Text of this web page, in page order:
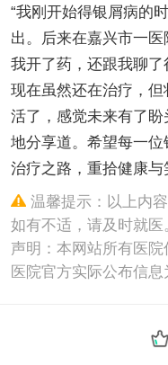
“我刚开始得银屑病的
出。后来在嘉兴市一
我开了药，还跟我聊了
现在虽然还在治疗，
活了，感觉未来有了
地分享道。希望每一
治疗之路，重拾健康与
温馨提示：以上内
如有不适，请及时就医
声明：本网站所有医
医院官方实际公布信息